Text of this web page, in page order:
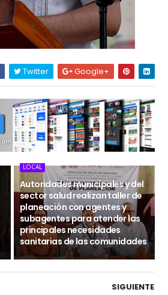
Twitter Google+
LOCAL
Autoridades municipales y del
sector salud realizan taller de
planeación con agentes y
subagentes para atender las
principales necesidades
sanitarias de las comunidades
SIGUIENTE